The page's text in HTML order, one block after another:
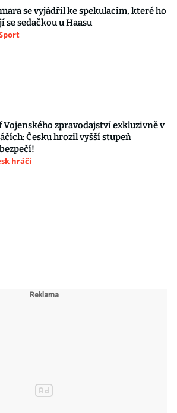
se vyjádřil ke spekulacím, které ho
se sedačkou u Haasu
Vojenského zpravodajství exkluzivně v
Česku hrozil vyšší stupeň
hráči